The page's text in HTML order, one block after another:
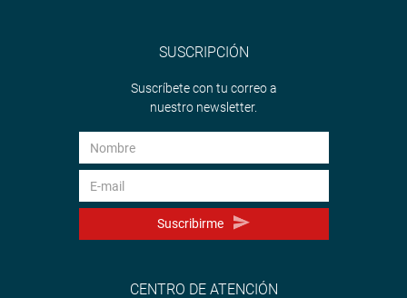
SUSCRIPCIÓN
Suscríbete con tu correo a
nuestro newsletter.
Suscribirme
CENTRO DE ATENCIÓN